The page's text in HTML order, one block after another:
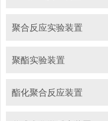
聚合反应实验装置
聚酯实验装置
酯化聚合反应装置